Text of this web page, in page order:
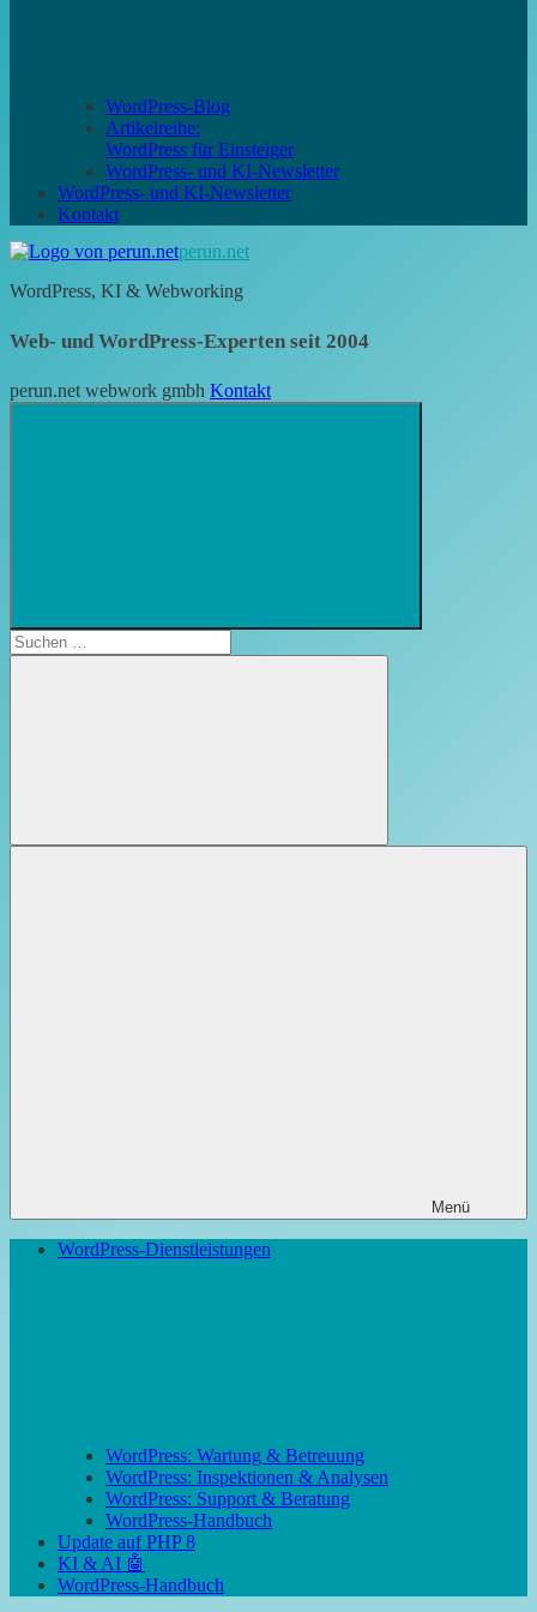
WordPress-Blog
Artikelreihe:
WordPress für Einsteiger
WordPress- und KI-Newsletter
WordPress- und KI-Newsletter
Kontakt
perun.net
WordPress, KI & Webworking
Web- und WordPress-Experten seit 2004
perun.net webwork gmbh Kontakt
öffnen
Suchen
nach:
Suchen
Menü
WordPress-Dienstleistungen
WordPress: Wartung & Betreuung
WordPress: Inspektionen & Analysen
WordPress: Support & Beratung
WordPress-Handbuch
Update auf PHP 8
KI & AI 🤖
WordPress-Handbuch